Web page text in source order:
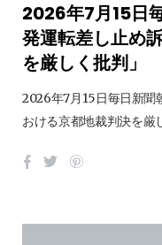
2026年7月15日
発運転差し止め
を厳しく批判」
2026年7月15日毎日新聞
おける京都地裁判決を厳